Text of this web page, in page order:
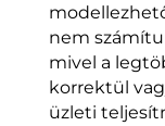
nem
mivel a
korrektül
üzleti